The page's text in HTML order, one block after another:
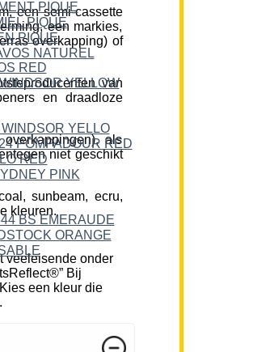
een semi-cassette
een markies,
overkapping) of
van
en draadloze
als
niet geschikt
sunbeam, ecru,
kleuren.
veeleisende onder
Bij
een kleur die